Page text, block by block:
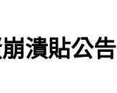
潰貼公告